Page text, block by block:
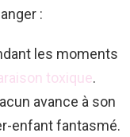
:
les moments
toxique.
avance à son
enfant fantasmé.